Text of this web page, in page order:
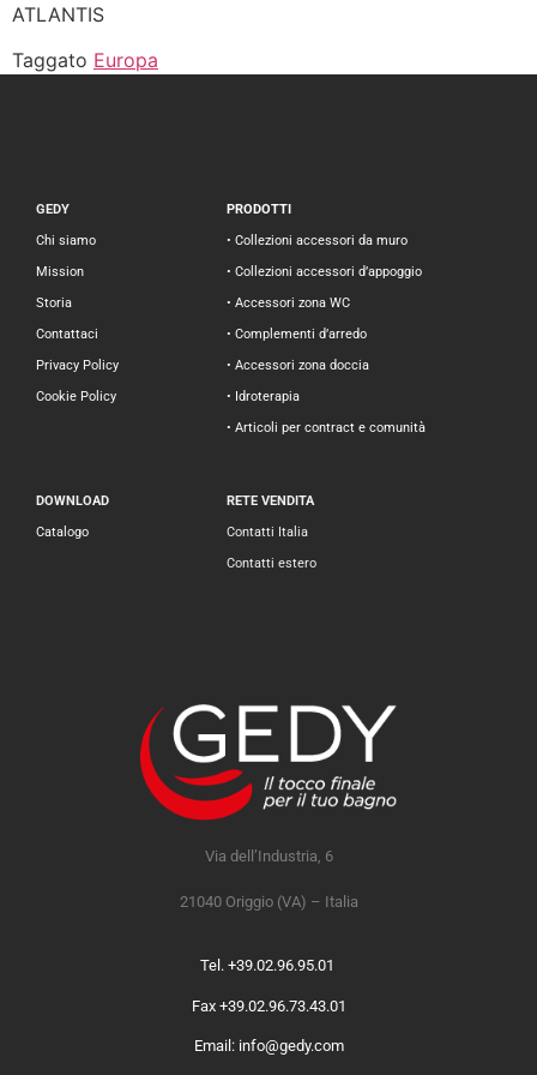
ATLANTIS
Taggato Europa
GEDY
Chi siamo
Mission
Storia
Contattaci
Privacy Policy
Cookie Policy
PRODOTTI
• Collezioni accessori da muro
• Collezioni accessori d’appoggio
• Accessori zona WC
• Complementi d’arredo
• Accessori zona doccia
• Idroterapia
• Articoli per contract e comunità
DOWNLOAD
Catalogo
RETE VENDITA
Contatti Italia
Contatti estero
Via dell’Industria, 6
21040 Origgio (VA) – Italia
Tel. +39.02.96.95.01
Fax +39.02.96.73.43.01
Email: info@gedy.com